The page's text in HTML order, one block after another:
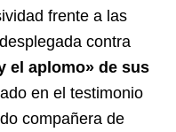
frente a las
contra
el aplomo» de sus
en el testimonio
compañera de